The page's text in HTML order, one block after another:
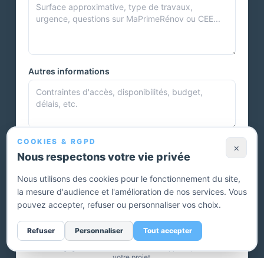
Autres informations
Photos et documents
Vous pouvez joindre plusieurs photos ou autres documents.
Envoyer ma demande — devis gratuit
COOKIES & RGPD
Nous respectons votre vie privée
×
Nous utilisons des cookies pour le fonctionnement du site,
la mesure d'audience et l'amélioration de nos services. Vous
pouvez accepter, refuser ou personnaliser vos choix.
Refuser Personnaliser Tout accepter